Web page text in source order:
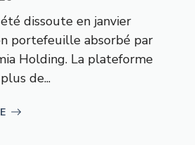
dissoute en janvier
portefeuille absorbé par
Holding. La plateforme
de...